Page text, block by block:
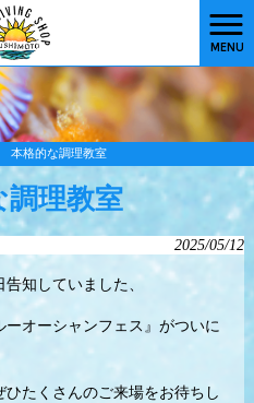
MENU
本格的な調理教室
調理教室
2025/05/12
知していました、
オーシャンフェス』がついに
たくさんのご来場をお待ちし